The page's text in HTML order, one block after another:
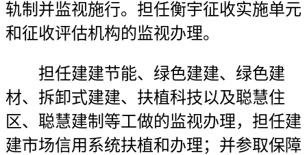
轨制并监视施行。担任衡宇征收实施单元
和征收评估机构的监视办理。
担任建建节能、绿色建建、绿色建
材、拆卸式建建、扶植科技以及聪慧住
区、聪慧建制等工做的监视办理，担任建
建市场信用系统扶植和办理；并参取保障